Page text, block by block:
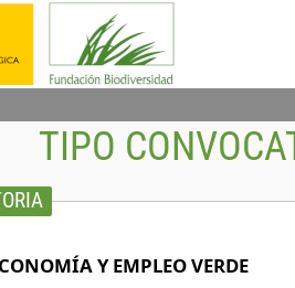
TIPO
Y EMPLEO VERDE